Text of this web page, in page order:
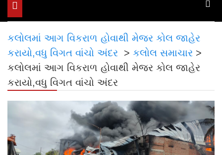
Toggle
navigation
કલોલમાં આગ વિકરાળ હોવાથી મેજર કોલ જાહેર
કરાયો,વધુ વિગત વાંચો અંદર > કલોલ સમાચાર >
કલોલમાં આગ વિકરાળ હોવાથી મેજર કોલ જાહેર
કરાયો,વધુ વિગત વાંચો અંદર